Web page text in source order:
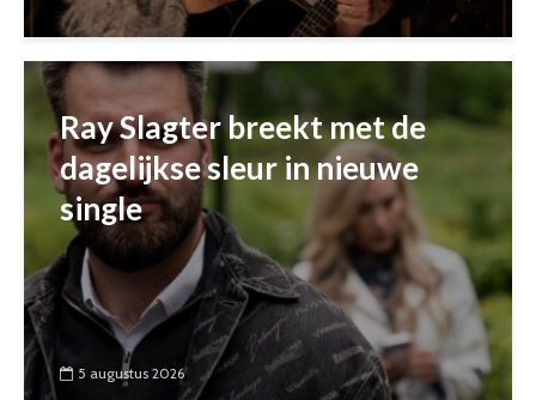
Ray Slagter breekt met de
dagelijkse sleur in nieuwe
single
5 augustus 2026